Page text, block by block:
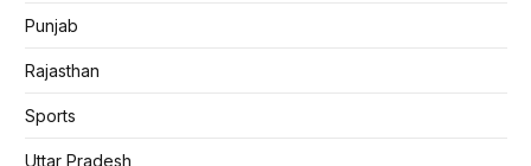
Punjab
Rajasthan
Sports
Uttar Pradesh